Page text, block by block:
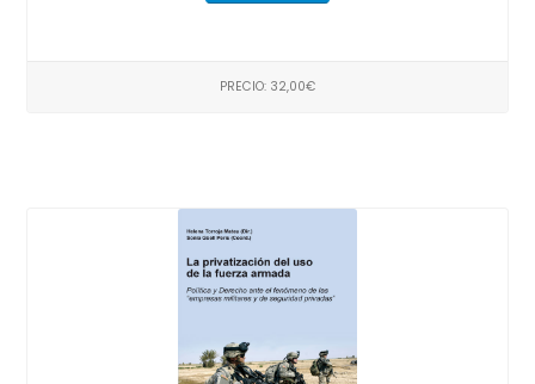
PRECIO: 32,00€